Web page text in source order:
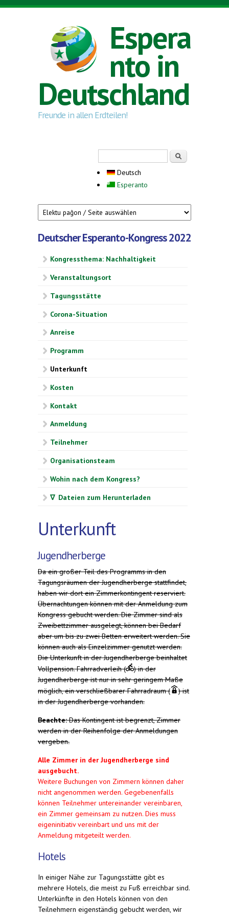
Direkt zum Inhalt
Espera
nto in
Deutschland
Freunde in allen Erdteilen!
Deutsch
Esperanto
Deutscher Esperanto-Kongress 2022
Kongressthema: Nachhaltigkeit
Veranstaltungsort
Tagungsstätte
Corona-Situation
Anreise
Programm
Unterkunft
Kosten
Kontakt
Anmeldung
Teilnehmer
Organisationsteam
Wohin nach dem Kongress?
∇ Dateien zum Herunterladen
Unterkunft
Jugendherberge
Da ein großer Teil des Programms in den
Tagungsräumen der Jugendherberge stattfindet,
haben wir dort ein Zimmerkontingent reserviert.
Übernachtungen können mit der Anmeldung zum
Kongress gebucht werden. Die Zimmer sind als
Zweibettzimmer ausgelegt, können bei Bedarf
aber um bis zu zwei Betten erweitert werden. Sie
können auch als Einzelzimmer genutzt werden.
Die Unterkunft in der Jugendherberge beinhaltet
Vollpension.Fahrradverleih (
) in der
Jugendherberge ist nur in sehr geringem Maße
möglich, einverschließbarer Fahrradraum (
) ist
in der Jugendherberge vorhanden.
Beachte:Das Kontingent ist begrenzt, Zimmer
werden in der Reihenfolge der Anmeldungen
vergeben.
Alle Zimmer in der Jugendherberge sind
ausgebucht.
Weitere Buchungen von Zimmern können daher
nicht angenommen werden. Gegebenenfalls
können Teilnehmer untereinander vereinbaren,
ein Zimmer gemeinsam zu nutzen. Dies muss
eigeninitiativ vereinbart und uns mit der
Anmeldung mitgeteilt werden.
Hotels
In einiger Nähe zur Tagungsstätte gibt es
mehrere Hotels, die meist zu Fuß erreichbar sind.
Unterkünfte in den Hotels können von den
Teilnehmern eigenständig gebucht werden, wir